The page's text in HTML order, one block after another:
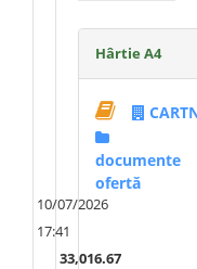
Hârtie A4
documente
ofertă
10/07/2026
17:41
33,016.67